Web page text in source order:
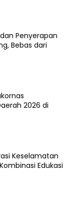
dan Penyerapan
Bebas dari
2026 di
Keselamatan
Edukasi